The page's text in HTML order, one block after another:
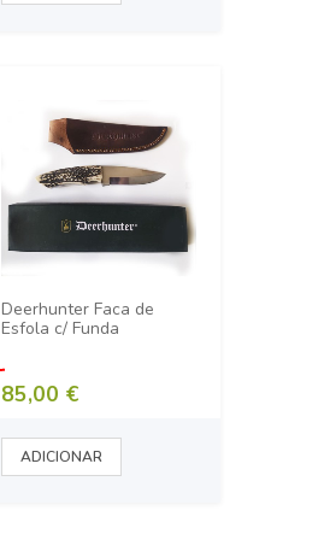
Deerhunter Faca de
Esfola c/ Funda
85,00 €